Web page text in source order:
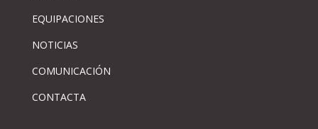
EQUIPACIONES
NOTICIAS
COMUNICACIÓN
CONTACTA